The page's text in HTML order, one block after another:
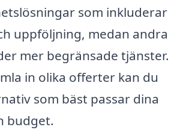
som inkluderar
uppföljning, medan andra
mer begränsade tjänster.
in olika offerter kan du
som bäst passar dina
budget.